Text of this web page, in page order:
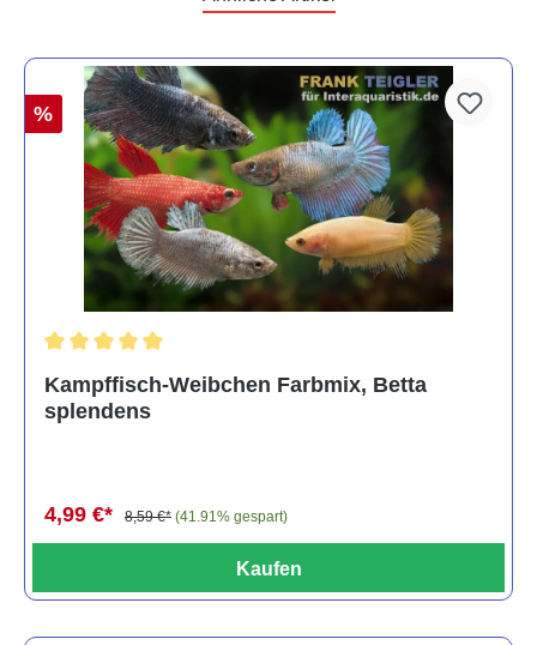
%
Kampffisch-Weibchen Farbmix, Betta
splendens
4,99 €* 8,59 €* (41.91% gespart)
Kaufen